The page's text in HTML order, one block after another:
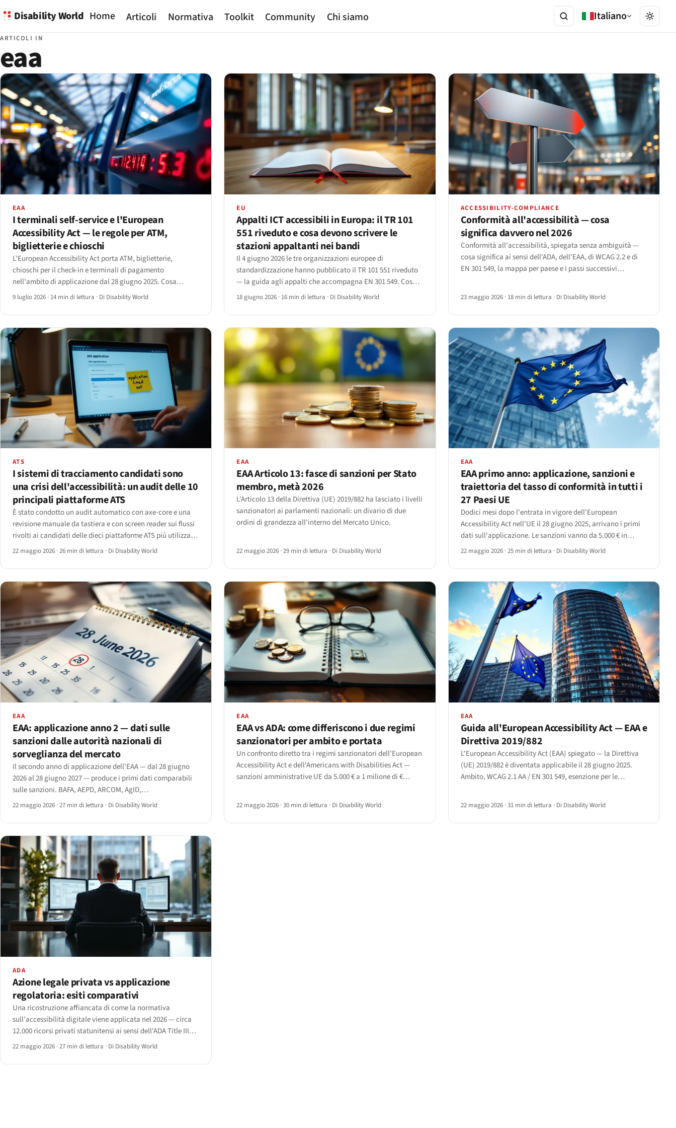
Disability World Home Articoli Normativa Toolkit Community Chi siamo Italiano
ARTICOLI IN
eaa
EAA
I terminali self-service e l'European
Accessibility Act — le regole per ATM,
biglietterie e chioschi
L'European Accessibility Act porta ATM, biglietterie,
chioschi per il check-in e terminali di pagamento
nell'ambito di applicazione dal 28 giugno 2025. Cosa
richiedono davvero l'Article 2, l'Allegato I ed EN 301 549 — e
9 luglio 2026 · 14 min di lettura · Di Disability World
EU
Appalti ICT accessibili in Europa: il TR 101
551 riveduto e cosa devono scrivere le
stazioni appaltanti nei bandi
Il 4 giugno 2026 le tre organizzazioni europee di
standardizzazione hanno pubblicato il TR 101 551 riveduto
— la guida agli appalti che accompagna EN 301 549. Cosa
cambia per le stazioni appaltanti e i fornitori che
18 giugno 2026 · 16 min di lettura · Di Disability World
ACCESSIBILITY-COMPLIANCE
Conformità all'accessibilità — cosa
significa davvero nel 2026
Conformità all'accessibilità, spiegata senza ambiguità —
cosa significa ai sensi dell'ADA, dell'EAA, di WCAG 2.2 e di
EN 301 549, la mappa per paese e i passi successivi
23 maggio 2026 · 18 min di lettura · Di Disability World
ATS
I sistemi di tracciamento candidati sono
una crisi dell'accessibilità: un audit delle 10
principali piattaforme ATS
È stato condotto un audit automatico con axe-core e una
revisione manuale da tastiera e con screen reader sui flussi
rivolti ai candidati delle dieci piattaforme ATS più utilizzate
— Workday, SAP SuccessFactors, Oracle Taleo, iCIMS,
SmartRecruiters.
22 maggio 2026 ·26 min di lettura · Di Disability World
EAA
EAA Articolo 13: fasce di sanzioni per Stato
membro, metà 2026
L'Articolo 13 della Direttiva (UE) 2019/882 ha lasciato i livelli
sanzionatori ai parlamenti nazionali: un divario di due
ordini di grandezza all'interno del Mercato Unico.
22 maggio 2026 ·29 min di lettura · Di Disability World
EAA
EAA primo anno: applicazione, sanzioni e
traiettoria del tasso di conformità in tutti i
27 Paesi UE
Dodici mesi dopo l'entrata in vigore dell'European
Accessibility Act nell'UE il 28 giugno 2025, arrivano i primi
dati sull'applicazione. Le sanzioni vanno da 5.000 € in
Estonia a 500.000 € in Germania; la copertura delle
disomogeneo.
22 maggio 2026 ·25 min di lettura · Di Disability World
EAA
EAA: applicazione anno 2 — dati sulle
sanzioni dalle autorità nazionali di
sorveglianza del mercato
Il secondo anno di applicazione dell'EAA — dal 28 giugno
2026 al 28 giugno 2027 — produce i primi dati comparabili
sulle sanzioni. BAFA, AEPD, ARCOM, AgID,
Tarbijakaitseamet, Agentschap Telecom e la nuova AIBE
22 maggio 2026 ·27 min di lettura · Di Disability World
EAA
EAA vs ADA: come differiscono i due regimi
sanzionatori per ambito e portata
Un confronto diretto tra i regimi sanzionatori dell'European
Accessibility Act e dell'Americans with Disabilities Act —
sanzioni amministrative UE da 5.000 € a 1 milione di €
successiva, più ingiunzioni e compensi legali.
22 maggio 2026 ·30 min di lettura · Di Disability World
EAA
Guida all'European Accessibility Act — EAA e
Direttiva 2019/882
L'European Accessibility Act (EAA) spiegato — la Direttiva
(UE) 2019/882 è diventata applicabile il 28 giugno 2025.
Ambito, WCAG 2.1 AA / EN 301 549, esenzione per le
22 maggio 2026 ·31 min di lettura · Di Disability World
ADA
Azione legale privata vs applicazione
regolatoria: esiti comparativi
Una ricostruzione affiancata di come la normativa
sull'accessibilità digitale viene applicata nel 2026 — circa
12.000 ricorsi privati statunitensi ai sensi dell'ADA Title III
contro poche centinaia di azioni condotte da autorità
22 maggio 2026 ·27 min di lettura · Di Disability World